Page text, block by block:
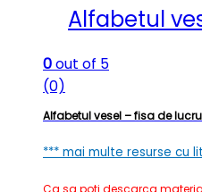
Alfabetul
0out of 5
(0)
Alfabetul vesel – fisa de
*** mai multe resurse cu